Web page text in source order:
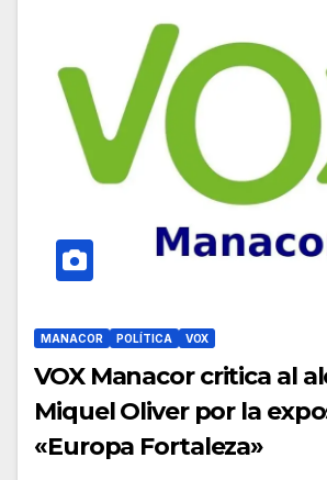
MANACOR POLÍTICA VOX
VOX Manacor critica al
Miquel Oliver por la
«Europa Fortaleza»